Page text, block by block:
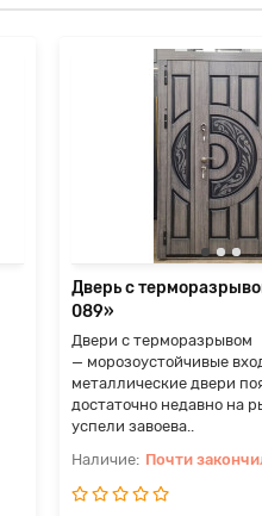
Дверь с
089»
Двери с терморазрывом
— морозоустойчивые
металлические двери
достаточно недавно на
успели завоева..
Почти